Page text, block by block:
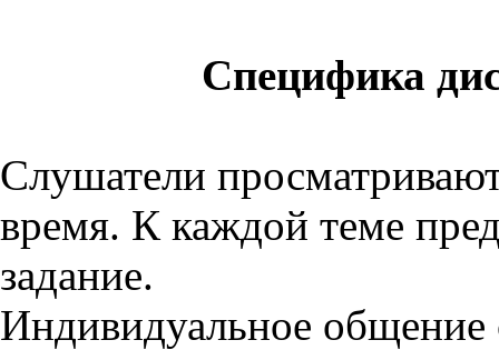
Специфика
Слушатели
время. К каждой теме
задание.
Индивидуальное общение